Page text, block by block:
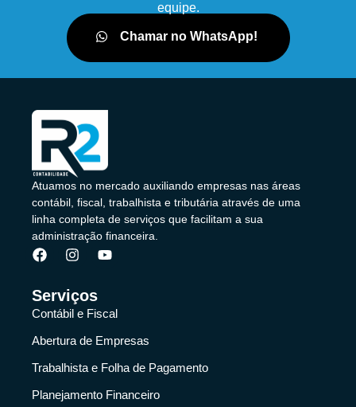
equipe.
Chamar no WhatsApp!
Atuamos no mercado auxiliando empresas nas áreas
contábil, fiscal, trabalhista e tributária através de uma
linha completa de serviços que facilitam a sua
administração financeira.
Serviços
Contábil e Fiscal
Abertura de Empresas
Trabalhista e Folha de Pagamento
Planejamento Financeiro